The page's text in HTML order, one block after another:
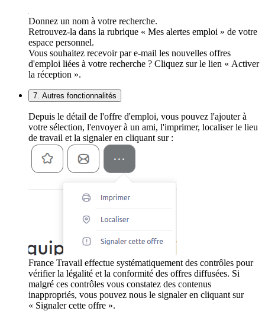
Donnez un nom à votre recherche.
Retrouvez-la dans la rubrique « Mes alertes emploi » de votre
espace personnel.
Vous souhaitez recevoir par e-mail les nouvelles offres
d'emploi liées à votre recherche ? Cliquez sur le lien « Activer
la réception ».
7. Autres fonctionnalités
Depuis le détail de l'offre d'emploi, vous pouvez l'ajouter à
votre sélection, l'envoyer à un ami, l'imprimer, localiser le lieu
de travail et la signaler en cliquant sur :
France Travail effectue systématiquement des contrôles pour
vérifier la légalité et la conformité des offres diffusées. Si
malgré ces contrôles vous constatez des contenus
inappropriés, vous pouvez nous le signaler en cliquant sur
« Signaler cette offre ».